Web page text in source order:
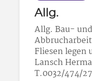
Allg.
Allg. Bau-
Fliesen legen
Lansch
T.0032/474/